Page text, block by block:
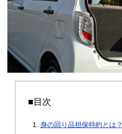
■目次
身の回り品担保特約とは？